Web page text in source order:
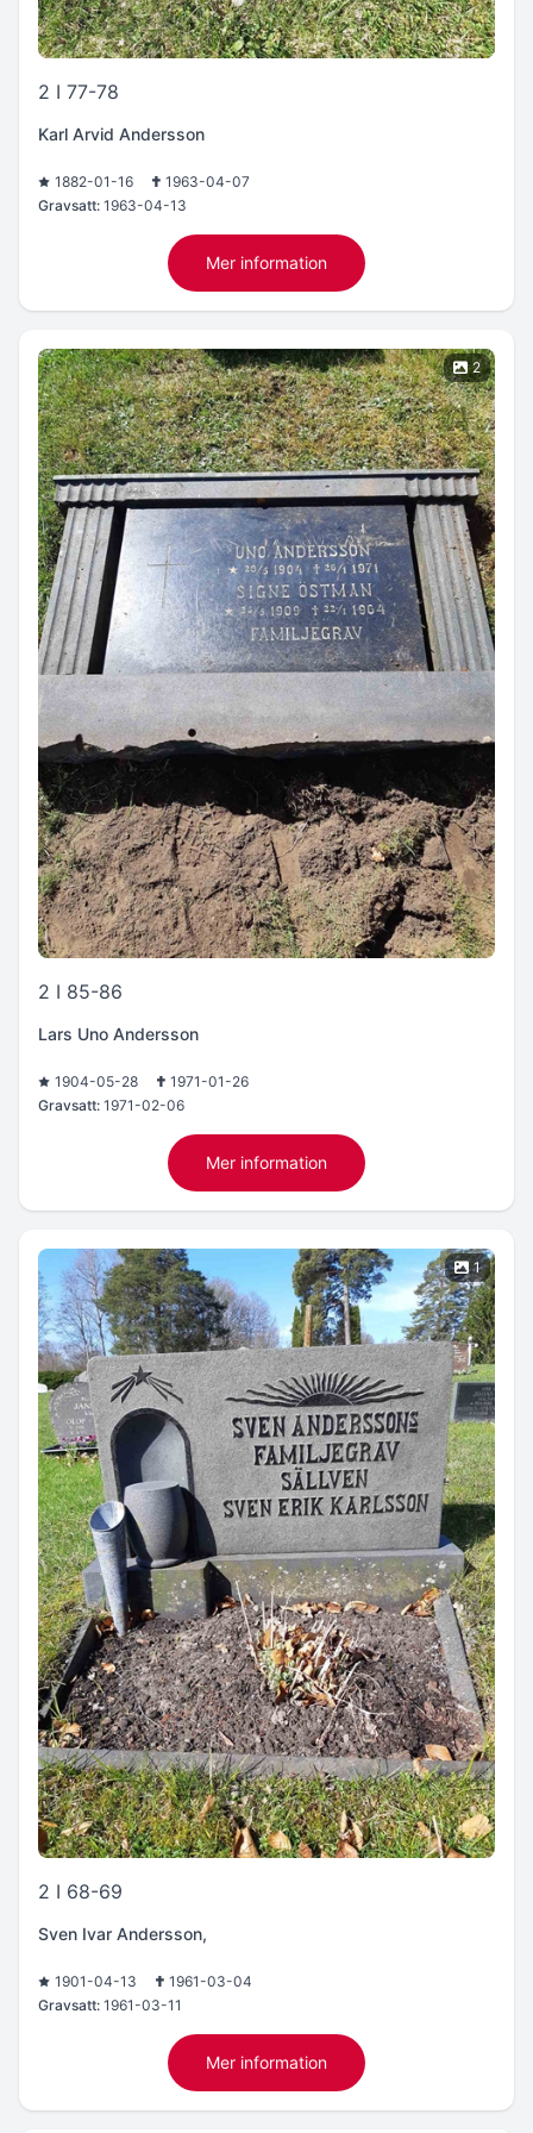
2 I 77-78
Karl Arvid Andersson
1882-01-16
1963-04-07
Gravsatt: 1963-04-13
Mer information
2
2 I 85-86
Lars Uno Andersson
1904-05-28
1971-01-26
Gravsatt: 1971-02-06
Mer information
1
2 I 68-69
Sven Ivar Andersson,
1901-04-13
1961-03-04
Gravsatt: 1961-03-11
Mer information